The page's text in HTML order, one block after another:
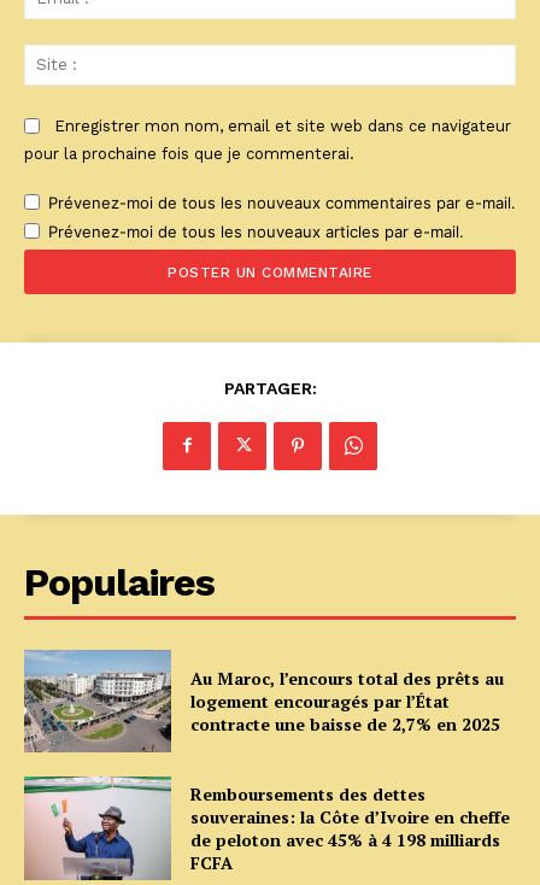
:*
:
Enregistrer mon nom, email et site web dans ce navigateur
pour la prochaine fois que je commenterai.
Prévenez-moi de tous les nouveaux commentaires par e-mail.
Prévenez-moi de tous les nouveaux articles par e-mail.
PARTAGER:
Populaires
Au Maroc, l’encours total des prêts au
logement encouragés par l’État
contracte une baisse de 2,7% en 2025
Remboursements des dettes
souveraines: la Côte d’Ivoire en cheffe
de peloton avec 45% à 4 198 milliards
FCFA